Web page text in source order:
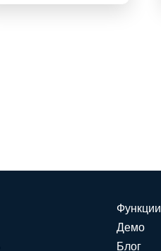
Функции
Демо
Блог